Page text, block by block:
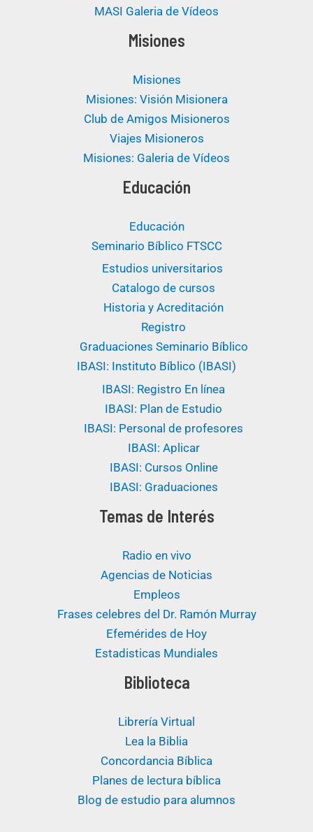
MASI Galeria de Vídeos
Misiones
Misiones
Misiones: Visión Misionera
Club de Amigos Misioneros
Viajes Misioneros
Misiones: Galeria de Vídeos
Educación
Educación
Seminario Bíblico FTSCC
Estudios universitarios ​
Catalogo de cursos
Historia y Acreditación
Registro
Graduaciones Seminario Bíblico
IBASI: Instituto Bíblico (IBASI)
IBASI: Registro En línea
IBASI: Plan de Estudio
IBASI: Personal de profesores
IBASI: Aplicar
IBASI: Cursos Online
IBASI: Graduaciones
Temas de Interés
Radio en vivo
Agencias de Noticias
Empleos
Frases celebres del Dr. Ramón Murray
Efemérides de Hoy
Estadisticas Mundiales
Biblioteca
Librería Virtual
Lea la Biblia
Concordancia Bíblica
Planes de lectura bíblica
Blog de estudio para alumnos